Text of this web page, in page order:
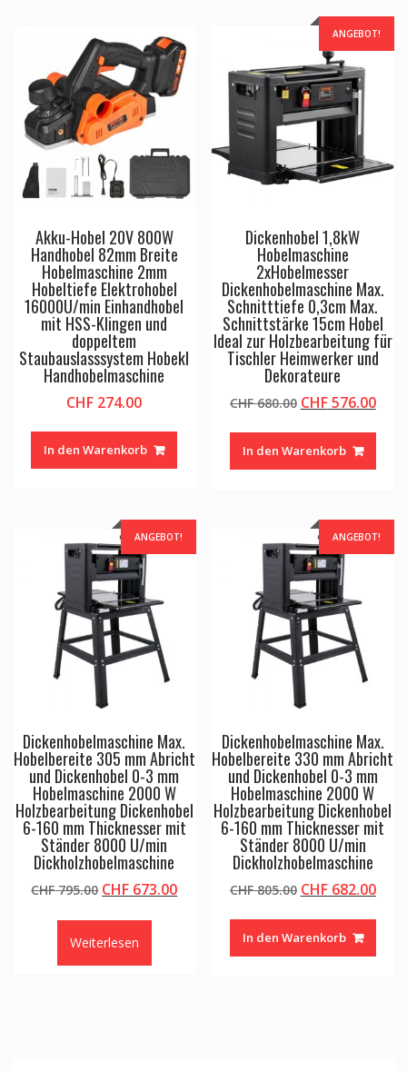
Akku-Hobel 20V 800W
Handhobel 82mm Breite
Hobelmaschine 2mm
Hobeltiefe Elektrohobel
16000U/min Einhandhobel
mit HSS-Klingen und
doppeltem
Staubauslasssystem Hobekl
Handhobelmaschine
CHF 274.00
In den Warenkorb
ANGEBOT!
Dickenhobel 1,8kW
Hobelmaschine
2xHobelmesser
Dickenhobelmaschine Max.
Schnitttiefe 0,3cm Max.
Schnittstärke 15cm Hobel
Ideal zur Holzbearbeitung für
Tischler Heimwerker und
Dekorateure
CHF680.00 Ursprünglicher
war:
CHF 680.00
CHF576.00
In den Warenkorb
ANGEBOT!
Dickenhobelmaschine Max.
Hobelbereite 305 mm Abricht
und Dickenhobel 0-3 mm
Hobelmaschine 2000 W
Holzbearbeitung Dickenhobel
6-160 mm Thicknesser mit
Ständer 8000 U/min
Dickholzhobelmaschine
CHF795.00 Ursprünglicher
CHF 795.00
CHF 673.00Aktueller
CHF 673.00.
Weiterlesen
ANGEBOT!
Dickenhobelmaschine Max.
Hobelbereite 330 mm Abricht
und Dickenhobel 0-3 mm
Hobelmaschine 2000 W
Holzbearbeitung Dickenhobel
6-160 mm Thicknesser mit
Ständer 8000 U/min
Dickholzhobelmaschine
CHF805.00 Ursprünglicher
war:
CHF 805.00
CHF682.00
In den Warenkorb